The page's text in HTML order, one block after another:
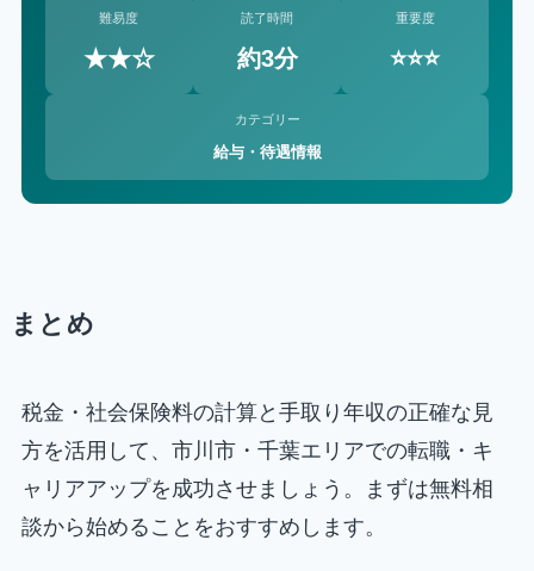
難易度
★★☆
読了時間
約3分
重要度
⭐⭐⭐
カテゴリー
給与・待遇情報
まとめ
税金・社会保険料の計算と手取り年収の正確な見
方を活用して、市川市・千葉エリアでの転職・キ
ャリアアップを成功させましょう。まずは無料相
談から始めることをおすすめします。